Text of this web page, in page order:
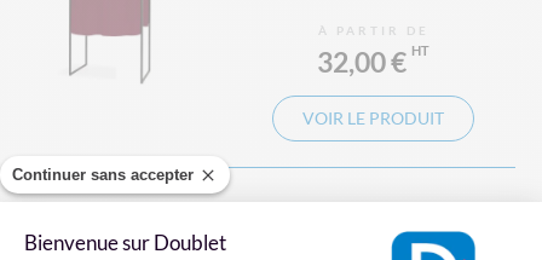
Continuer sans accepter
Bienvenue sur Doublet
À PARTIR DE
32,00 €
VOIR LE PRODUIT
Rideau en coton pour isoloir